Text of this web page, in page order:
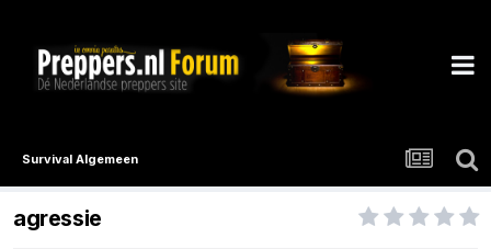
Survival Algemeen
agressie